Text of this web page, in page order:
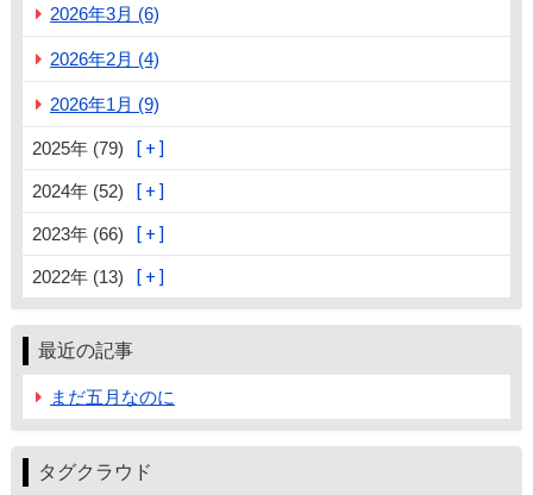
2026年3月 (6)
2026年2月 (4)
2026年1月 (9)
2025年 (79)
2024年 (52)
2023年 (66)
2022年 (13)
最近の記事
まだ五月なのに
タグクラウド